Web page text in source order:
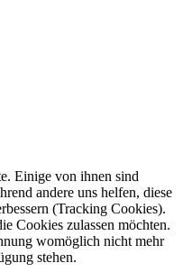
Einige von ihnen sind
andere uns helfen, diese
(Tracking Cookies).
Cookies zulassen möchten.
womöglich nicht mehr
stehen.